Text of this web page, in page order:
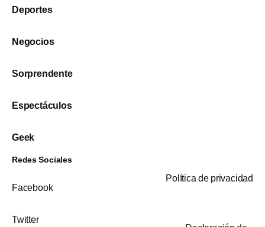
Deportes
Negocios
Sorprendente
Espectáculos
Geek
Redes Sociales
Facebook
Twitter
Política de privacidad